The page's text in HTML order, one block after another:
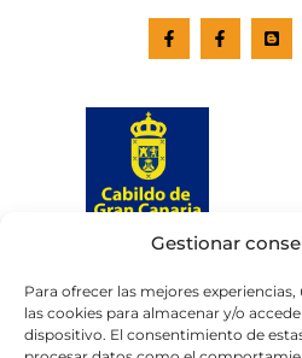
Gestionar
Para ofrecer las mejores
las cookies para almacenar y/o
dispositivo. El consentimiento de